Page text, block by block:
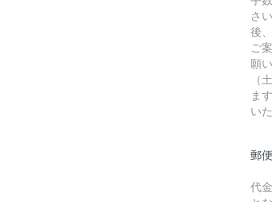
さ
後
ご
願
（
ま
い
郵
代